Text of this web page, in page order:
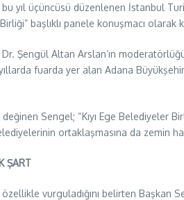
yıl üçüncüsü düzenlenen İstanbul
başlıklı panele konuşmacı
Şengül Altan Arslan’ın
fuarda yer alan Adana
Sengel; “Kıyı Ege Belediyeler
ortaklaşmasına da zemin
ŞART
vurguladığını belirten